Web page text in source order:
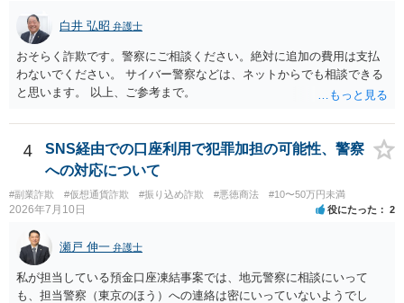
白井 弘昭 弁護士
おそらく詐欺です。警察にご相談ください。絶対に追加の費用は支払
わないでください。 サイバー警察などは、ネットからでも相談できる
と思います。 以上、ご参考まで。
4
SNS経由での口座利用で犯罪加担の可能性、警察
への対応について
#副業詐欺 #仮想通貨詐欺 #振り込め詐欺 #悪徳商法 #10〜50万円未満
2026年7月10日 役にたった 2
瀬戸 伸一 弁護士
私が担当している預金口座凍結事案では、地元警察に相談にいって
も、担当警察（東京のほう）への連絡は密にいっていないようでし